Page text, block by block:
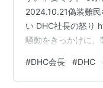
2024.10.21偽装難
い DHC社長の怒り
騒動をきっかけに、
のは、日本の主要分
想を持つ在日帰化
#DHC会長 #DHC